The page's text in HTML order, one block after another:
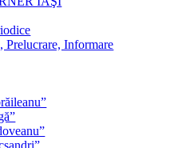
Prelucrare, Informare